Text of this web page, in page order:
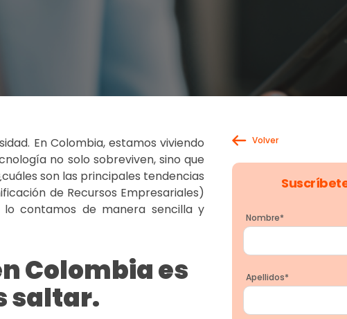
En Colombia, estamos viviendo
no solo sobreviven, sino que
son las principales tendencias
de Recursos Empresariales)
contamos de manera sencilla y
Colombia es
saltar.
Volver
Nombre*
Apellidos*